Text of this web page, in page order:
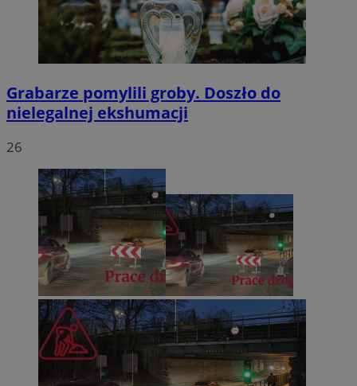
Grabarze pomylili groby. Doszło do
nielegalnej ekshumacji
26